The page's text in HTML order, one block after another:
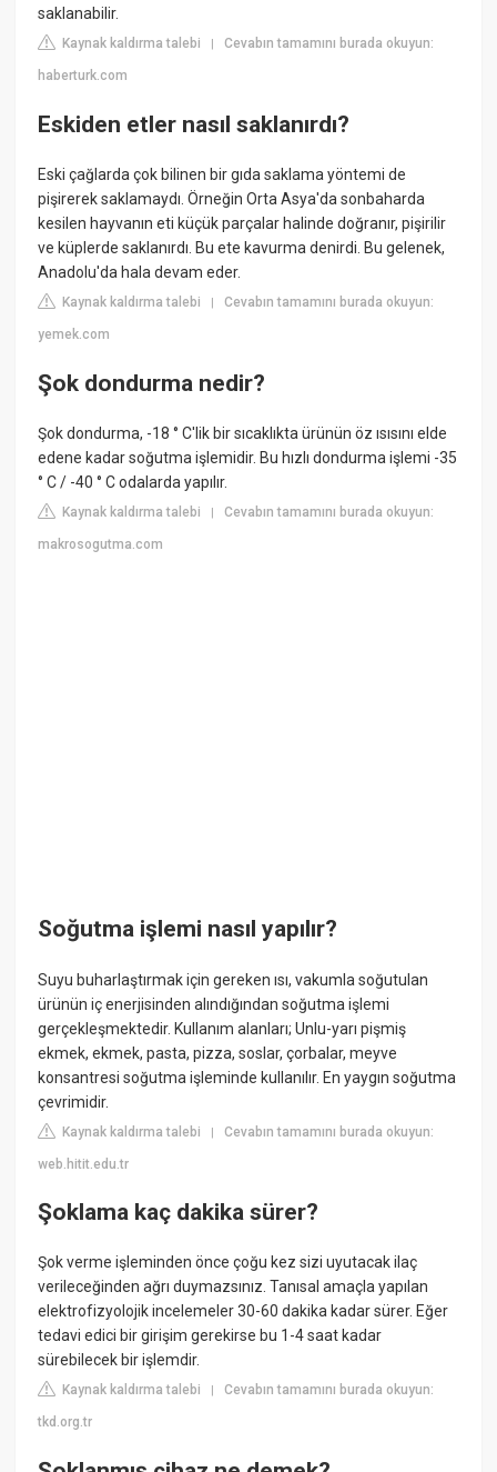
saklanabilir.
Kaynak kaldırma talebi |Cevabın tamamını burada okuyun:
haberturk.com
Eskiden etler nasıl saklanırdı?
Eski çağlarda çok bilinen bir gıda saklama yöntemi de
pişirerek saklamaydı. Örneğin Orta Asya'da sonbaharda
kesilen hayvanın eti küçük parçalar halinde doğranır, pişirilir
ve küplerde saklanırdı. Bu ete kavurma denirdi. Bu gelenek,
Anadolu'da hala devam eder.
Kaynak kaldırma talebi |Cevabın tamamını burada okuyun:
yemek.com
Şok dondurma nedir?
Şok dondurma, -18 ° C'lik bir sıcaklıkta ürünün öz ısısını elde
edene kadar soğutma işlemidir. Bu hızlı dondurma işlemi -35
° C / -40 ° C odalarda yapılır.
Kaynak kaldırma talebi |Cevabın tamamını burada okuyun:
makrosogutma.com
Soğutma işlemi nasıl yapılır?
Suyu buharlaştırmak için gereken ısı, vakumla soğutulan
ürünün iç enerjisinden alındığından soğutma işlemi
gerçekleşmektedir. Kullanım alanları; Unlu-yarı pişmiş
ekmek, ekmek, pasta, pizza, soslar, çorbalar, meyve
konsantresi soğutma işleminde kullanılır. En yaygın soğutma
çevrimidir.
Kaynak kaldırma talebi |Cevabın tamamını burada okuyun:
web.hitit.edu.tr
Şoklama kaç dakika sürer?
Şok verme işleminden önce çoğu kez sizi uyutacak ilaç
verileceğinden ağrı duymazsınız. Tanısal amaçla yapıIan
elektrofizyolojik incelemeler 30-60 dakika kadar sürer. Eğer
tedavi edici bir girişim gerekirse bu 1-4 saat kadar
sürebilecek bir işlemdir.
Kaynak kaldırma talebi |Cevabın tamamını burada okuyun:
tkd.org.tr